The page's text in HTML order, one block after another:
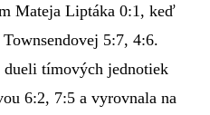
Mateja Liptáka 0:1, keď
5:7, 4:6.
dueli tímových jednotiek
6:2, 7:5 a vyrovnala na